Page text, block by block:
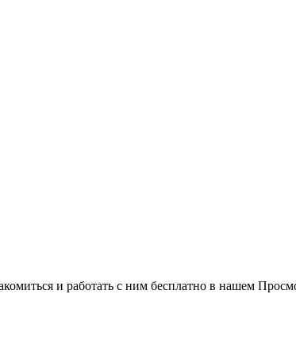
и работать с ним бесплатно в нашем